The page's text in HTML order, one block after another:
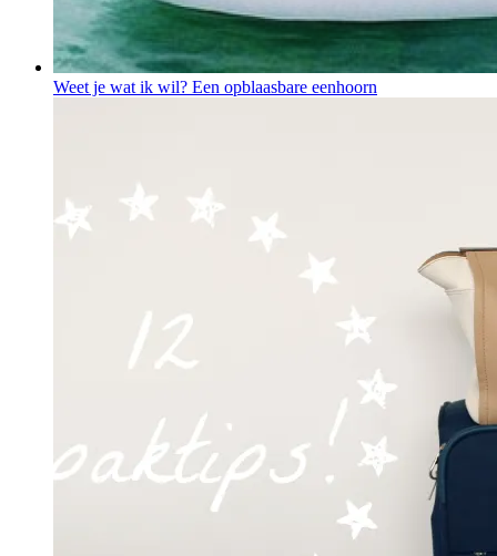
Weet je wat ik wil? Een opblaasbare eenhoorn